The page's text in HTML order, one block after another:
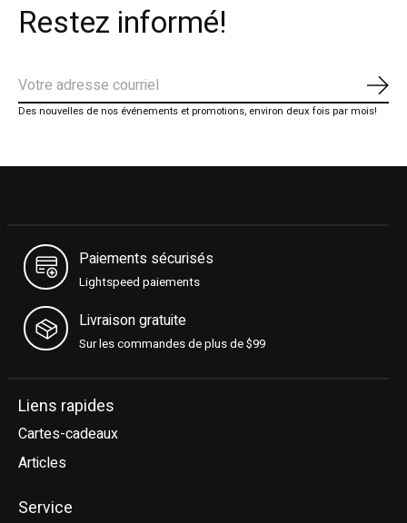
Restez informé!
Des nouvelles de nos événements et promotions, environ deux fois par mois!
Paiements sécurisés
Lightspeed paiements
Livraison gratuite
Sur les commandes de plus de $99
Liens rapides
Cartes-cadeaux
Articles
Service